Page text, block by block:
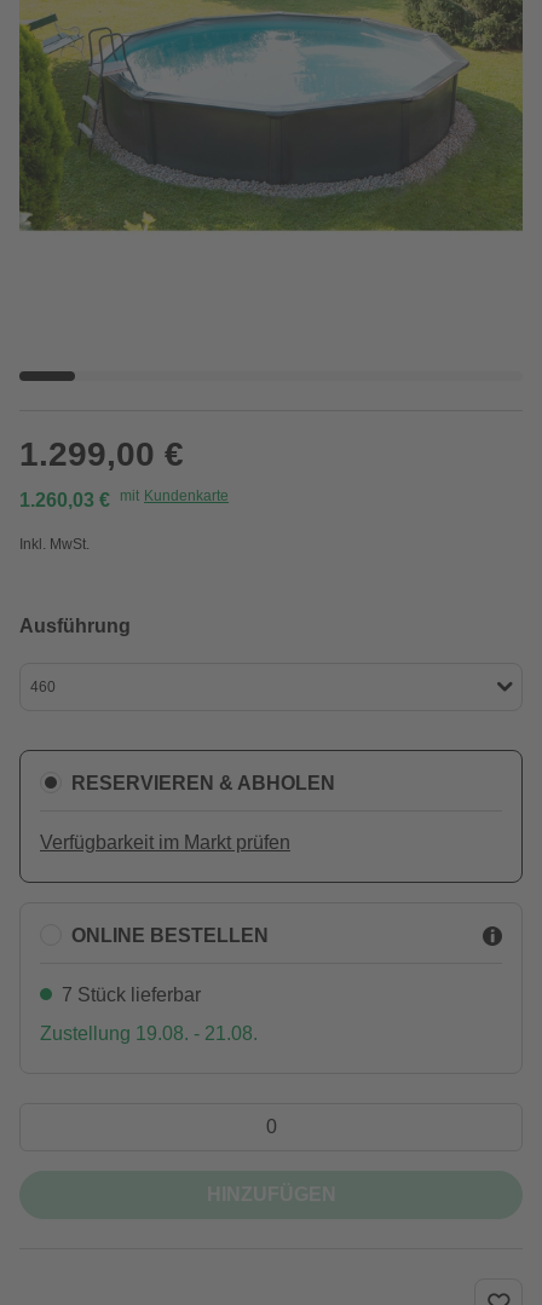
1.299,00 €
1.260,03 € mit Kundenkarte
Inkl. MwSt.
Ausführung
460
RESERVIEREN & ABHOLEN
Verfügbarkeit im Markt prüfen
ONLINE BESTELLEN
7 Stück lieferbar
Zustellung 19.08. - 21.08.